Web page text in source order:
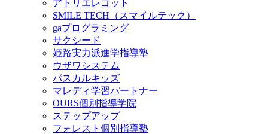
アトリエレゴット
SMILE TECH（スマイルテック）
gaプログラミング
サクシード
姫路実力派進学指導塾
ウザワシステム
パスカルキッズ
マレディ学習パートナー
OURS個別指導学院
ステップアップ
フォレスト個別指導塾